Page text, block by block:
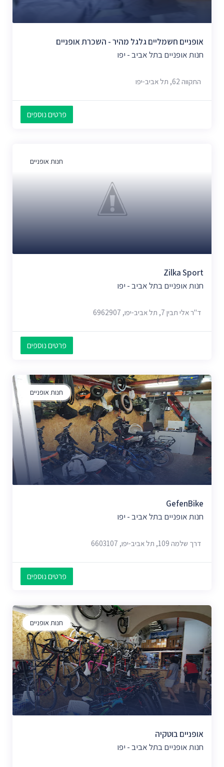
אופניים חשמליים גלגל מהיר - השכרת אופניים
חנות אופניים בתל אביב - יפו
התקווה 62, תל אביב-יפו
פרטים נוספים
חנות אופניים
Zilka Sport
חנות אופניים בתל אביב - יפו
ד"ר אלי תבין 7, תל אביב-יפו, 6962907
פרטים נוספים
חנות אופניים
GefenBike
חנות אופניים בתל אביב - יפו
דרך שלמה 109, תל אביב-יפו, 6603107
פרטים נוספים
חנות אופניים
אופניים בוטקיה
חנות אופניים בתל אביב - יפו